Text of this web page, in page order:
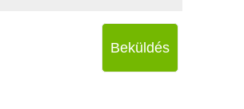
Beküldés